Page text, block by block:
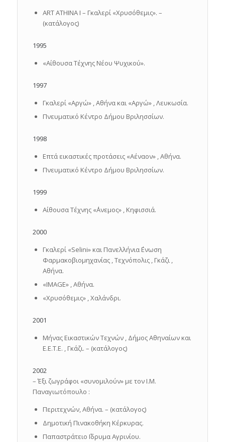
ART ATHINA I – Γκαλερί «Χρυσόθεμις». –
(κατάλογος)
1995
«Αίθουσα Τέχνης Νέου Ψυχικού».
1997
Γκαλερί «Αργώ» , Αθήνα και «Αργώ» , Λευκωσία.
Πνευματικό Κέντρο Δήμου Βριλησσίων.
1998
Επτά εικαστικές προτάσεις «Αέναον» , Αθήνα.
Πνευματικό Κέντρο Δήμου Βριλησσίων.
1999
Αίθουσα Τέχνης «΄Ανεμος» , Κηφισσιά.
2000
Γκαλερί «Selini» και Πανελλήνια ΄Ενωση
Φαρμακοβιομηχανίας , Τεχνόπολις , Γκάζι ,
Αθήνα.
«IMAGE» , Αθήνα.
«Χρυσόθεμις» , Χαλάνδρι.
2001
Μήνας Εικαστικών Τεχνών , Δήμος Αθηναίων και
Ε.Ε.Τ.Ε. , Γκάζι. – (κατάλογος)
2002
– Έξι ζωγράφοι «συνομιλούν» με τον Ι.Μ.
Παναγιωτόπουλο :
Περιτεχνών, Αθήνα. – (κατάλογος)
Δημοτική Πινακοθήκη Κέρκυρας.
Παπαστράτειο ΄Ιδρυμα Αγρινίου.